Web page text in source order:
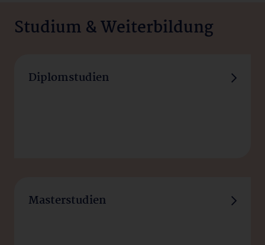
Studieren, lehren und forschen
Studium & Weiterbildung
Diplomstudien
Masterstudien